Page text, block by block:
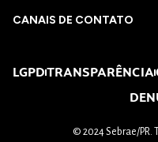
CANAIS DE CONTATO
LGPDTRANSPARÊNCIA
© 2024 Sebrae/PR.